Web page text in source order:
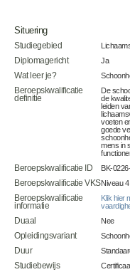
Situering
Studiegebied
Diplomagericht
Ja
Wat leer je?
Beroepskwalificatie
definitie
De
de
leiden
voeten
goede
mens in
Beroepskwalificatie ID
BK-
Beroepskwalificatie VKSNiveau
Beroepskwalificatie
informatie
Klik hier
Duaal
Nee
Opleidingsvariant
Duur
Studiebewijs